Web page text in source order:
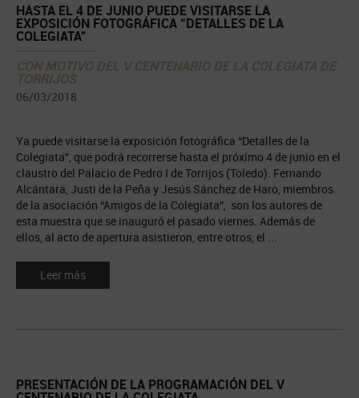
HASTA EL 4 DE JUNIO PUEDE VISITARSE LA
EXPOSICIÓN FOTOGRÁFICA “DETALLES DE LA
COLEGIATA”
CON MOTIVO DEL V CENTENARIO DE LA COLEGIATA DE
TORRIJOS
06/03/2018
Ya puede visitarse la exposición fotográfica “Detalles de la
Colegiata”, que podrá recorrerse hasta el próximo 4 de junio en el
claustro del Palacio de Pedro I de Torrijos (Toledo). Fernando
Alcántara, Justi de la Peña y Jesús Sánchez de Haro, miembros
de la asociación “Amigos de la Colegiata”, son los autores de
esta muestra que se inauguró el pasado viernes. Además de
ellos, al acto de apertura asistieron, entre otros, el ...
Leer más
PRESENTACIÓN DE LA PROGRAMACIÓN DEL V